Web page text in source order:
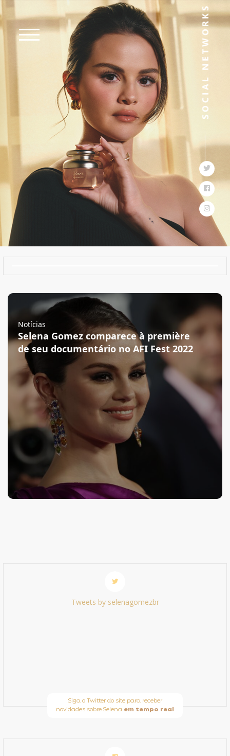
Notícias
Selena Gomez comparece à première
de seu documentário no AFI Fest 2022
Tweets by selenagomezbr
Siga o Twitter do site para receber
novidades sobre Selena em tempo real